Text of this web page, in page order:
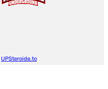
UPSteroide.to